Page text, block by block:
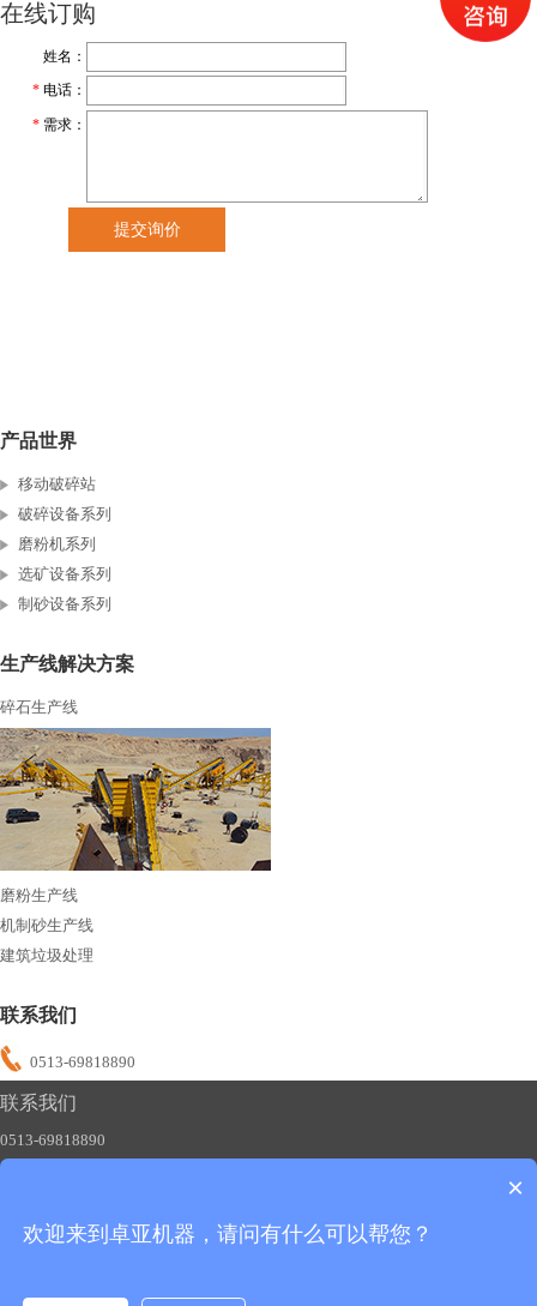
产品世界
移动破碎站
破碎设备系列
磨粉机系列
选矿设备系列
制砂设备系列
生产线解决方案
碎石生产线
磨粉生产线
机制砂生产线
建筑垃圾处理
联系我们
0513-69818890
联系我们
0513-69818890
友情链接： 制砂机 碎石机 磨粉机
移动破碎站
备案号：苏ICP备2020051483号-1
×
欢迎来到卓亚机器，请问有什么可以帮您？